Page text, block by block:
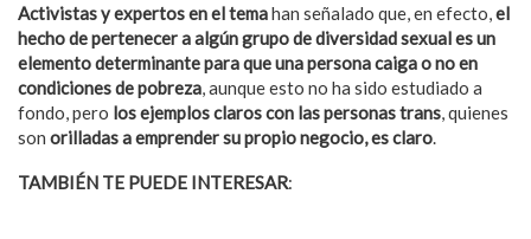
Activistas y expertos en el temahan señalado que, en efecto,el
hecho de pertenecer a algún grupo de diversidad sexual es un
elemento determinante para que una persona caiga o no en
condiciones de pobreza, aunque esto no ha sido estudiado a
fondo, pero los ejemplos claros con las personas trans, quienes
son orilladas a emprender su propio negocio, es claro.
TAMBIÉN TE PUEDE INTERESAR: